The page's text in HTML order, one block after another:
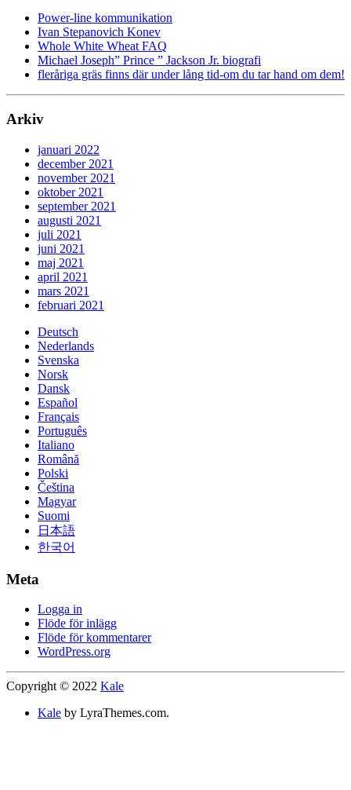
Power-line kommunikation
Ivan Stepanovich Konev
Whole White Wheat FAQ
Michael Joseph” Prince ” Jackson Jr. biografi
fleråriga gräs finns där under lång tid-om du tar hand om dem!
Arkiv
januari 2022
december 2021
november 2021
oktober 2021
september 2021
augusti 2021
juli 2021
juni 2021
maj 2021
april 2021
mars 2021
februari 2021
Deutsch
Nederlands
Svenska
Norsk
Dansk
Español
Français
Português
Italiano
Română
Polski
Čeština
Magyar
Suomi
日本語
한국어
Meta
Logga in
Flöde för inlägg
Flöde för kommentarer
WordPress.org
Copyright © 2022 Kale
Kale by LyraThemes.com.